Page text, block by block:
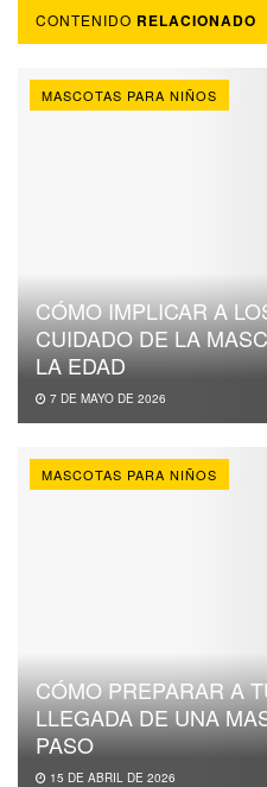
CONTENIDO RELACIONADO
MASCOTAS PARA NIÑOS
CÓMO IMPLICAR A
CUIDADO DE LA
LA EDAD
7 DE MAYO DE 2026
MASCOTAS PARA NIÑOS
CÓMO PREPARAR A
LLEGADA DE UNA
PASO
15 DE ABRIL DE 2026